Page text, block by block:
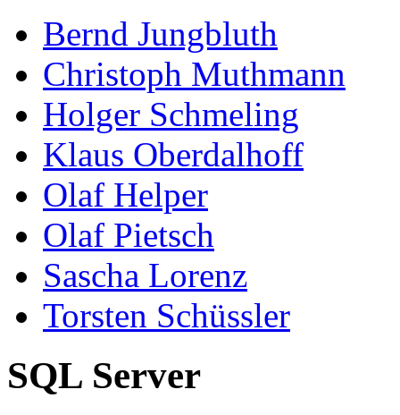
Bernd Jungbluth
Christoph Muthmann
Holger Schmeling
Klaus Oberdalhoff
Olaf Helper
Olaf Pietsch
Sascha Lorenz
Torsten Schüssler
SQL Server